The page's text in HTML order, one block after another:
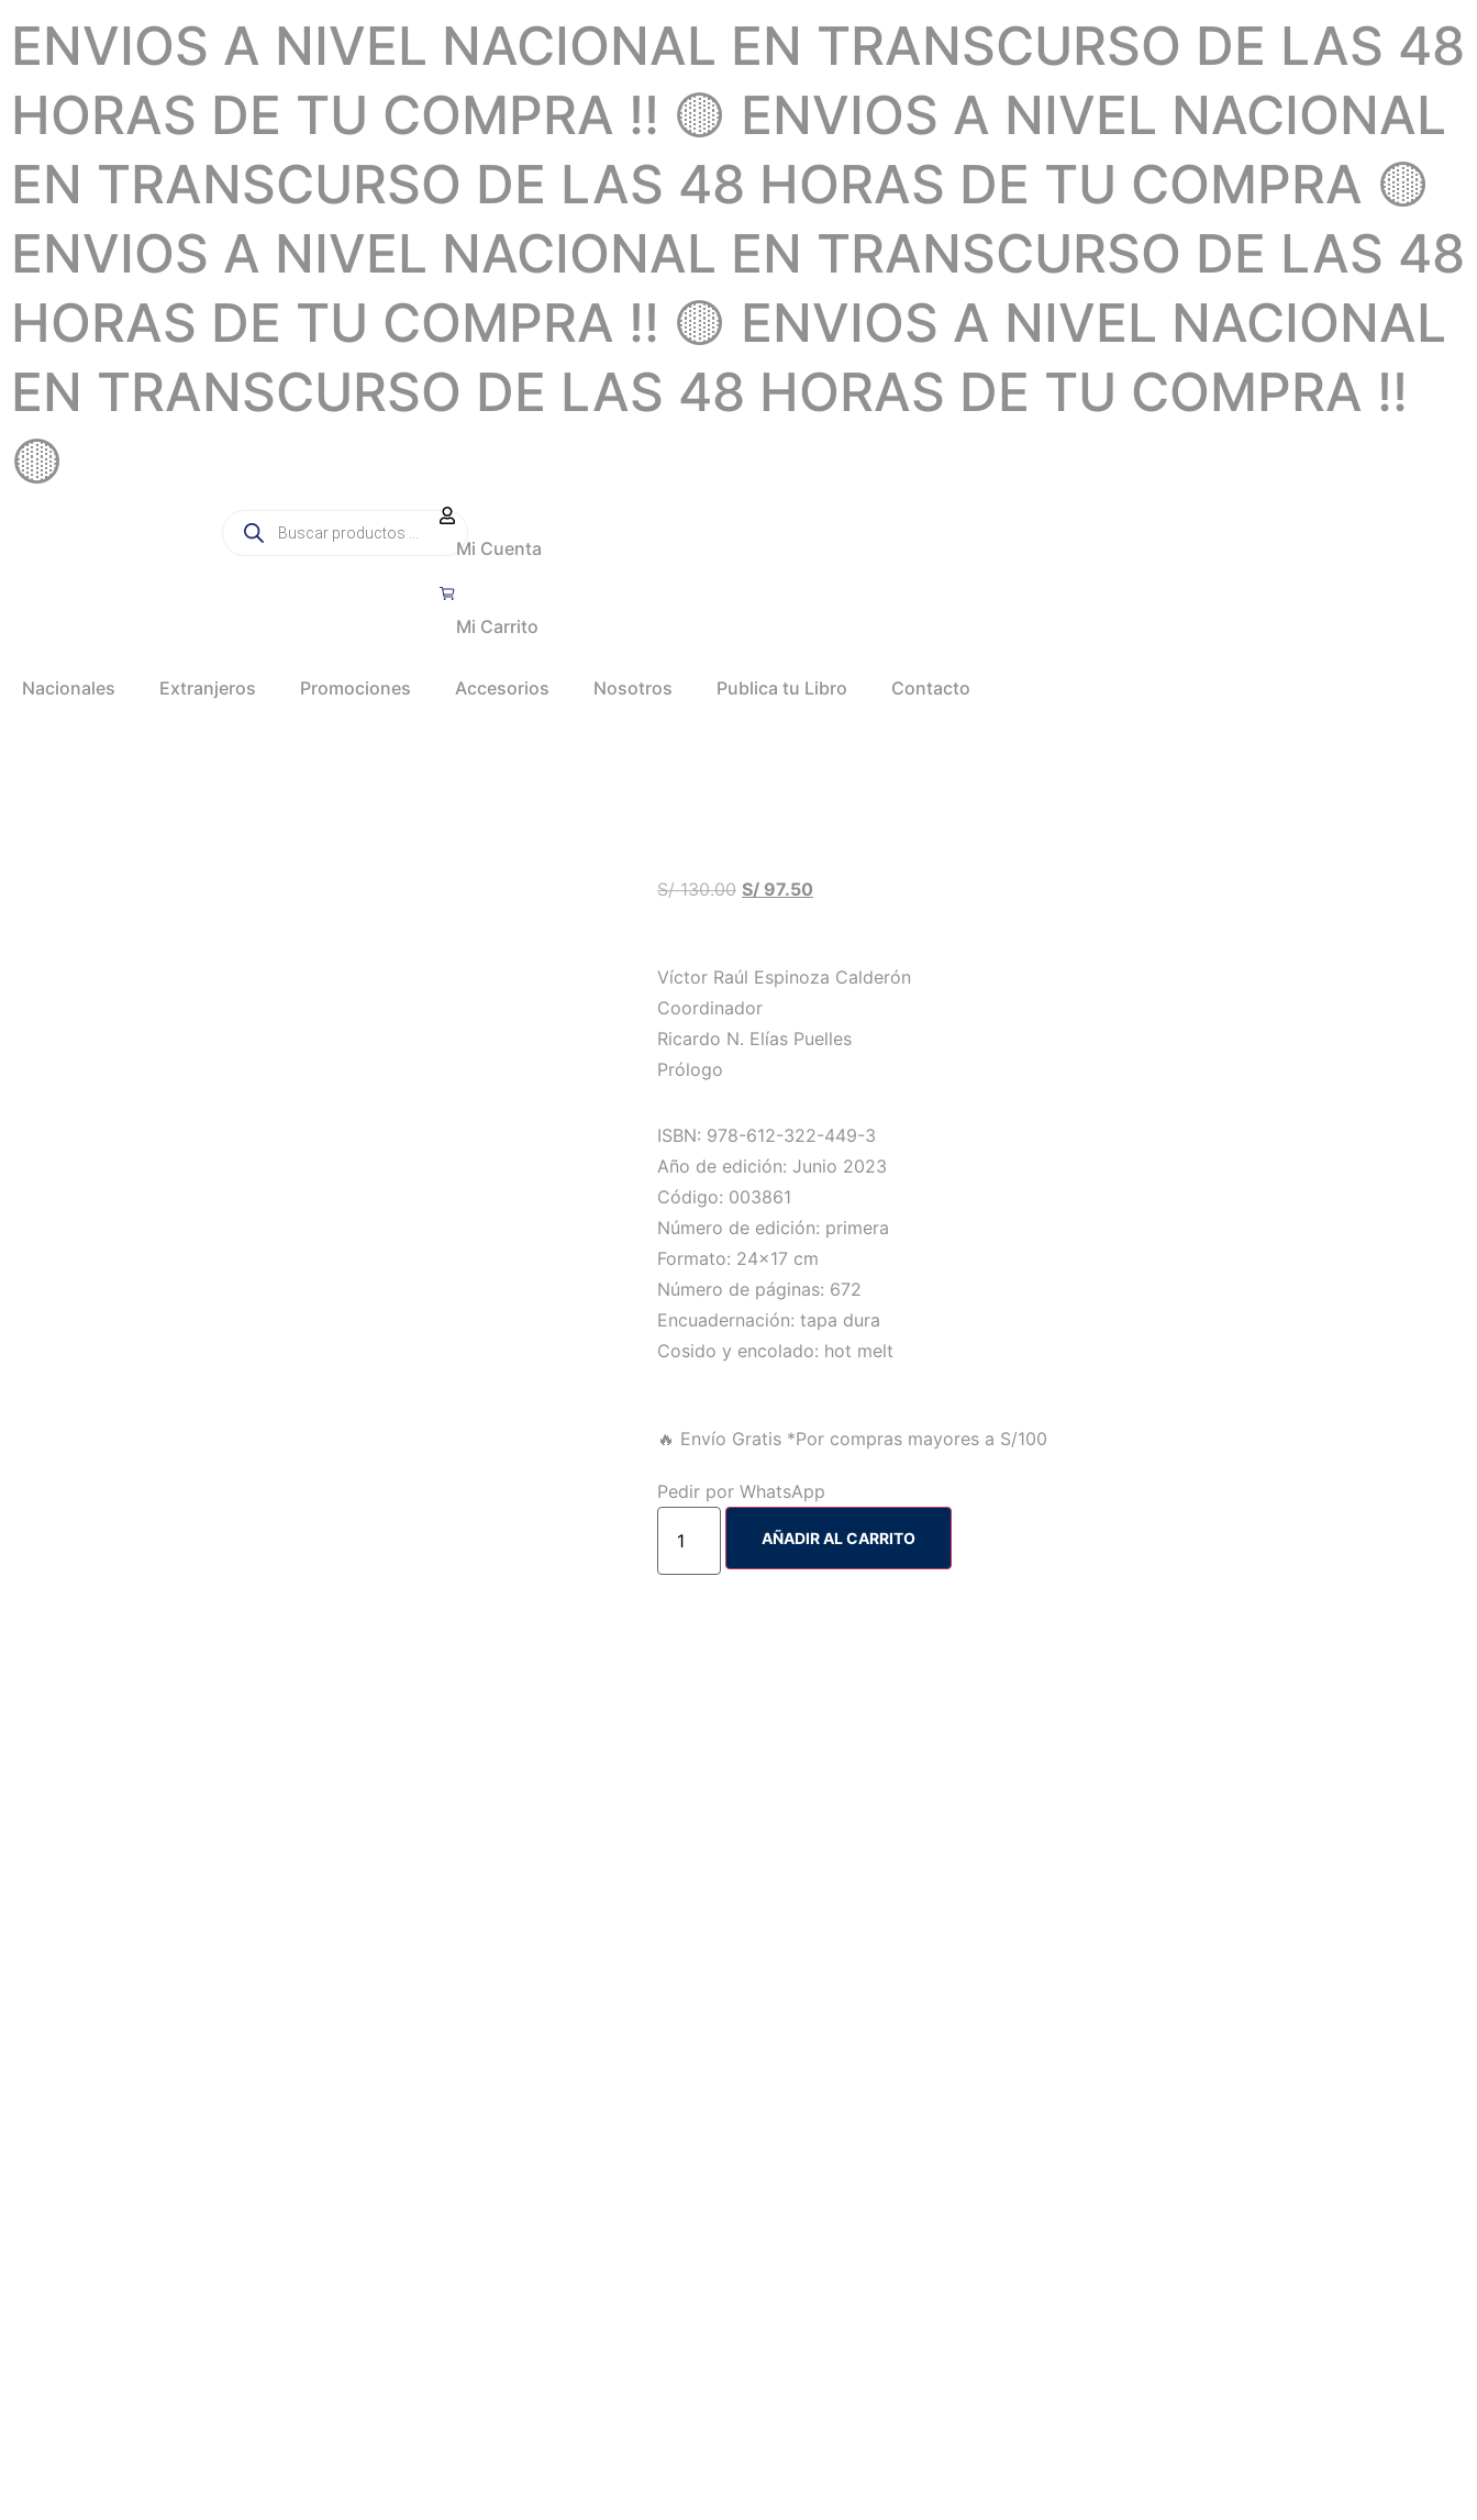
ENVIOS A NIVEL NACIONAL EN TRANSCURSO DE LAS 48
HORAS DE TU COMPRA !! 🟡 ENVIOS A NIVEL NACIONAL
EN TRANSCURSO DE LAS 48 HORAS DE TU COMPRA 🟡
ENVIOS A NIVEL NACIONAL EN TRANSCURSO DE LAS 48
HORAS DE TU COMPRA !! 🟡 ENVIOS A NIVEL NACIONAL
EN TRANSCURSO DE LAS 48 HORAS DE TU COMPRA !!
🟡
Mi Cuenta
Mi Carrito
Nacionales Extranjeros Promociones Accesorios Nosotros Publica tu Libro Contacto
S/130.00 S/ 97.50
Víctor Raúl Espinoza Calderón
Coordinador
Ricardo N. Elías Puelles
Prólogo
ISBN: 978-612-322-449-3
Año de edición: Junio 2023
Código: 003861
Número de edición: primera
Formato: 24×17 cm
Número de páginas: 672
Encuadernación: tapa dura
Cosido y encolado: hot melt
🔥 Envío Gratis *Por compras mayores a S/100
Pedir por WhatsApp
AÑADIR AL CARRITO